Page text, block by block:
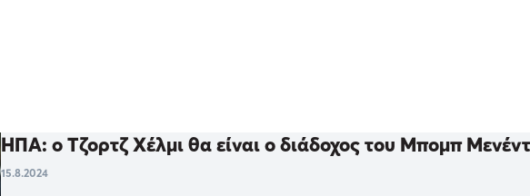
ΗΠΑ: ο Τζορτζ Χέλμι θα είναι ο διάδοχος του Μπομπ
15.8.2024